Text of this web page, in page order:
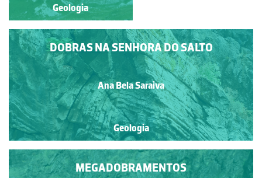
Geologia
DOBRAS NA SENHORA DO SALTO
Ana Bela Saraiva
Geologia
Geologia
MEGADOBRAMENTOS